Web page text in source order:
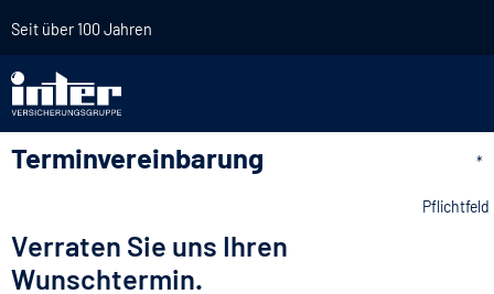
Seit über 100 Jahren
Terminvereinbarung *
Pflichtfeld
Verraten Sie uns Ihren
Wunschtermin.